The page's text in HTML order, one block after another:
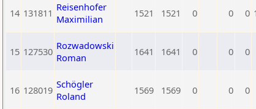
14 131811 Reisenhofer
Maximilian
1521 1521 0 0 0
15 127530 Rozwadowski
Roman
1641 1641 0 0 0
16 128019 Schögler
Roland
1569 1569 0 0 0